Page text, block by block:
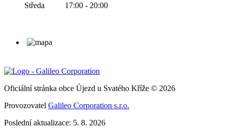
Středa 17:00 - 20:00
Oficiální stránka obce Újezd u Svatého Kříže © 2026
Provozovatel Galileo Corporation s.r.o.
Poslední aktualizace: 5. 8. 2026